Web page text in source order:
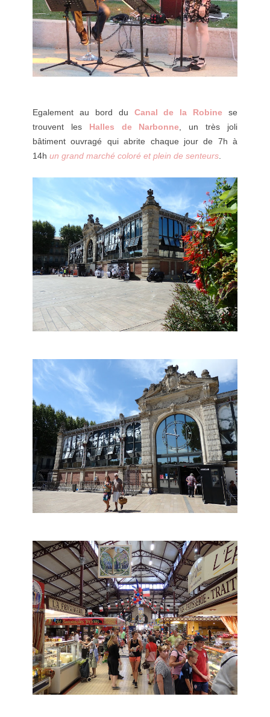
Egalement au bord du Canal de la Robine se
trouvent les Halles de Narbonne , un très joli
bâtiment ouvragé qui abrite chaque jour de 7h à
14h un grand marché coloré et plein de senteurs